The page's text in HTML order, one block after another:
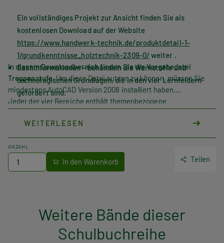
Ein vollständiges Projekt zur Ansicht finden Sie als
kostenlosen Download auf der Website
https://www.handwerk-technik.de/produktdetail-1-
1/grundkenntnisse_holztechnik-2309-0/weiter .
Sachinformationen– behandeln die Werkstoffe und
technologischen Grundlagen, die in den vier Lernfeldern
gefordert sind.
Mathematische Grundlagen und Anwendungen– hier werden
anhand fachbezogener Aufgaben mathematisch-technische
Technisches Zeichnen und Konstruieren
Zeichentechniken von Hand. Vier Lernvideos (auf der
beiliegenden CD) führen exemplarisch an den Prozess der
In diesem Downloadbereich finden Sie die Vorgabedatei
Treppenstufe.Um diese Datei nutzen zu können, müssen Sie
mindestens AutoCAD Version 2008 installiert haben.
Jeder der vier Bereiche enthält themenbezogene
ermöglichen. Durchgehend erscheinen die Fachbegriffe in
englischer Übersetzung.
WEITERLESEN
ANZAHL
Teilen
Weitere Bände dieser
Schulbuchreihe